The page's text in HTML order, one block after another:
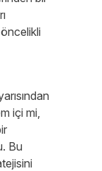
içi mi,
Bu